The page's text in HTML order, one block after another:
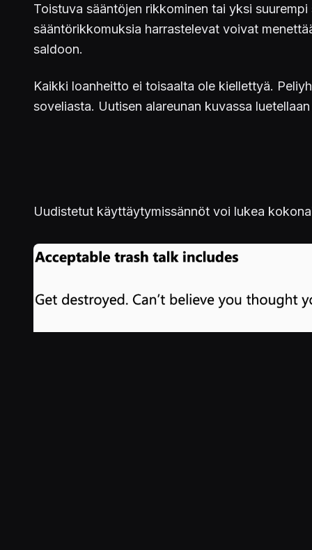
Toistuva sääntöjen rikkominen tai yksi
sääntörikkomuksia harrastelevat voivat
saldoon.
Kaikki loanheitto ei toisaalta ole kiellettyä.
soveliasta. Uutisen alareunan kuvassa
Uudistetut käyttäytymissännöt voi lukea